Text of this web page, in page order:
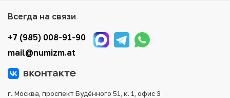
того, возможен самовывоз товара из офиса магазина.
Для вашего удобства представлены несколько способов
оплаты и доставки заказа. Все отправления надежно и
тщательно упаковываются, что исключает возможность
Всегда на связи
+7 (985) 008-91-90
mail@numizm.at
г. Москва, проспект Будённого 51, к. 1, офис 3